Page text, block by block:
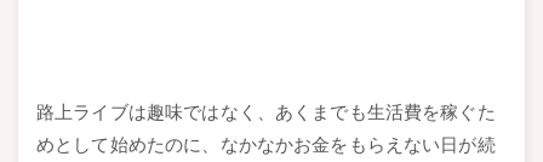
路上ライブは趣味ではなく、あくまでも生活費を稼ぐた
めとして始めたのに、なかなかお金をもらえない日が続